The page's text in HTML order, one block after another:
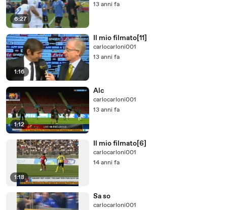
6:27
13 anni fa
1:16
Il mio filmato[11]
carlocarloni001
13 anni fa
1:12
Alc
carlocarloni001
13 anni fa
1:18
Il mio filmato[6]
carlocarloni001
14 anni fa
Sa so
carlocarloni001